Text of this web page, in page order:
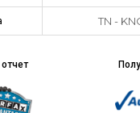
TN -